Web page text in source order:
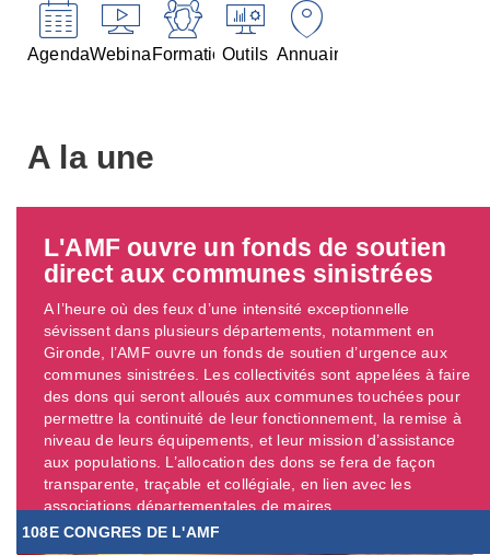
AgendaWebinairesFormationsOutils Annuaires
A la une
L'AMF ouvre un fonds de soutien
direct aux communes sinistrées
A l’heure où des feux d’une intensité exceptionnelle
sévissent dans plusieurs départements, notamment en
Gironde, l’AMF ouvre un fonds de soutien d’urgence aux
communes sinistrées. Les collectivités sont appelées à faire
des dons qui seront alloués aux communes touchées pour
permettre la continuité de leur fonctionnement, la remise à
niveau de leurs équipements, et leur mission d’assistance
aux populations. L’allocation des dons se fera de façon
transparente, traçable et collégiale, en lien avec les
associations départementales de maires. ...
108E CONGRES DE L'AMF